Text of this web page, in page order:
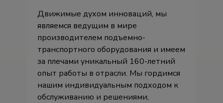
Движимые духом инноваций, мы
являемся ведущим в мире
производителем подъемно-
транспортного оборудования и имеем
за плечами уникальный 160-летний
опыт работы в отрасли. Мы гордимся
нашим индивидуальным подходом к
обслуживанию и решениями,